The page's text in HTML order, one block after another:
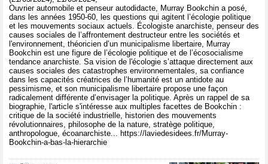
Ouvrier automobile et penseur autodidacte, Murray Bookchin a posé,
dans les années 1950-60, les questions qui agitent l’écologie politique
et les mouvements sociaux actuels. Écologiste anarchiste, penseur des
causes sociales de l’affrontement destructeur entre les sociétés et
l'environnement, théoricien d’un municipalisme libertaire, Murray
Bookchin est une figure de l’écologie politique et de l’écosocialisme
tendance anarchiste. Sa vision de l'écologie s’attaque directement aux
causes sociales des catastrophes environnementales, sa confiance
dans les capacités créatrices de l’humanité est un antidote au
pessimisme, et son municipalisme libertaire propose une façon
radicalement différente d’envisager la politique. Après un rappel de sa
biographie, l'article s'intéresse aux multiples facettes de Bookchin :
critique de la société industrielle, historien des mouvements
révolutionnaires, philosophe de la nature, stratège politique,
anthropologue, écoanarchiste... https://laviedesidees.fr/Murray-
Bookchin-a-bas-la-hierarchie